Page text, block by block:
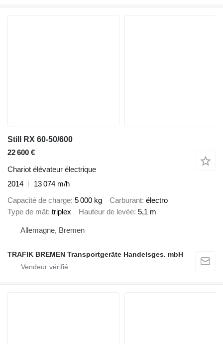
Still RX 60-50/600
22 600 €
Chariot élévateur électrique
2014
13 074 m/h
Capacité de charge 5 000 kg Carburant électro
Type de mât triplex Hauteur de levée 5,1 m
Allemagne, Bremen
TRAFIK BREMEN Transportgeräte Handelsges. mbH